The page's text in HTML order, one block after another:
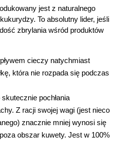
jest z naturalnego
To absolutny lider, jeśli
zbrylania wśród produktów
cieczy natychmiast
która nie rozpada się podczas
pochłania
Z racji swojej wagi (jest nieco
znacznie mniej wynosi się
obszar kuwety. Jest w 100%